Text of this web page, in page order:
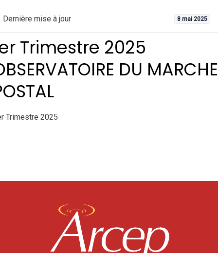
Dernière mise à jour 8 mai 2025
Trimestre 2025
DU MARCHE
Trimestre 2025